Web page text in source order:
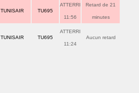
TUNISAIR TU695
ATTERRI
11:56
Retard de 21
minutes
TUNISAIR TU695
ATTERRI
11:24
Aucun retard